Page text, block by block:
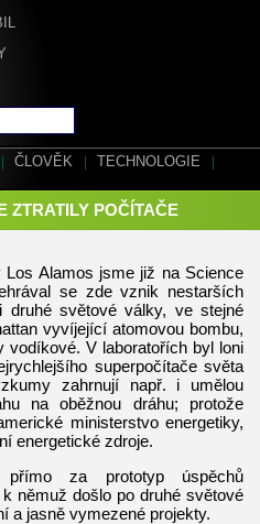
ČLOVĚK TECHNOLOGIE
ZTRATILY POČÍTAČE
Alamos jsme již na Science
se zde vznik nestarších
druhé světové války, ve stejné
vyvíjející atomovou bombu,
vodíkové. V laboratořích byl loni
superpočítače světa
zahrnují např. i umělou
na oběžnou dráhu; protože
ministerstvo energetiky,
energetické zdroje.
za prototyp úspěchů
němuž došlo po druhé světové
a jasně vymezené projekty.